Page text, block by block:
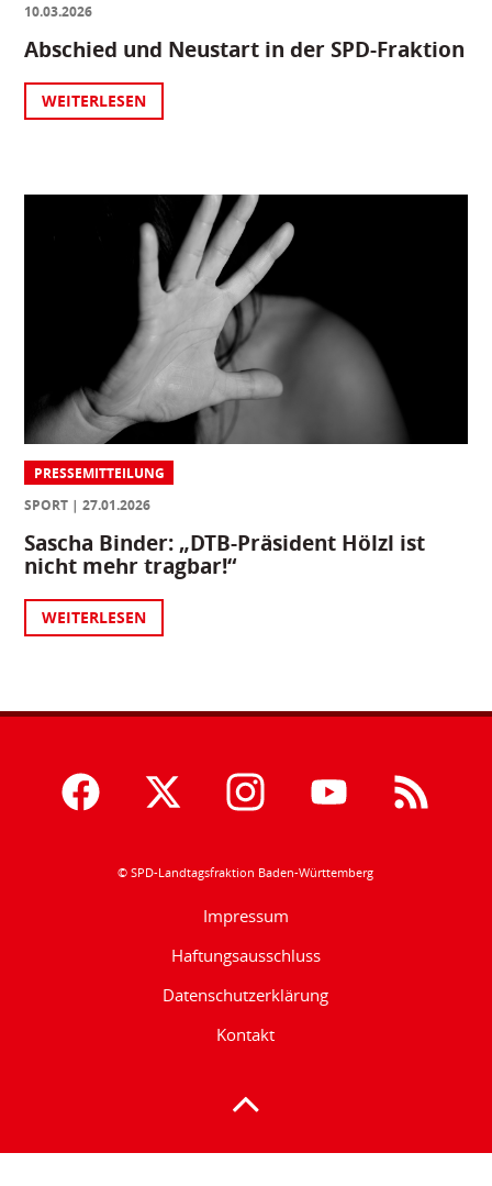
10.03.2026
Abschied und Neustart in der SPD-Fraktion
WEITERLESEN
PRESSEMITTEILUNG
SPORT
27.01.2026
Sascha Binder: „DTB-Präsident Hölzl ist
nicht mehr tragbar!“
WEITERLESEN
© SPD-Landtagsfraktion Baden-Württemberg
Impressum
Haftungsausschluss
Datenschutzerklärung
Kontakt